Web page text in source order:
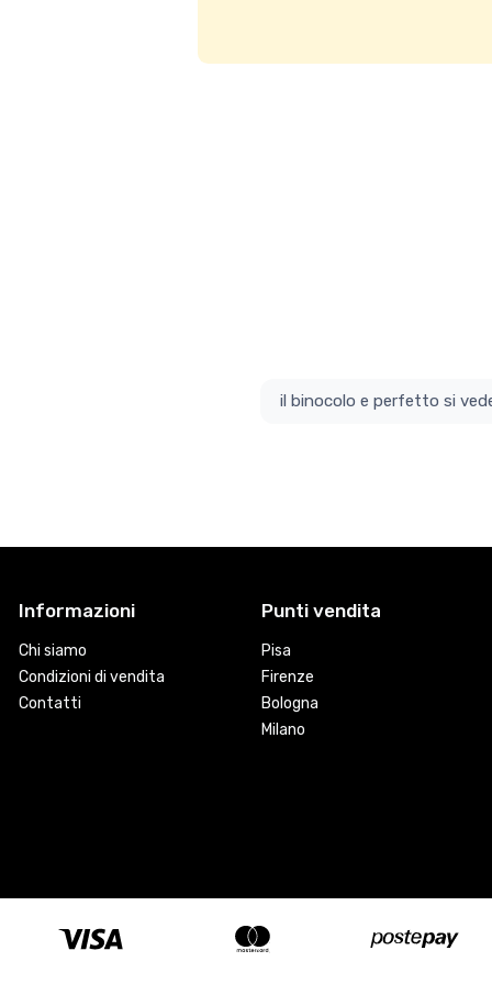
il
Informazioni
Chi siamo
Condizioni di vendita
Contatti
Punti vendita
Pisa
Firenze
Bologna
Milano